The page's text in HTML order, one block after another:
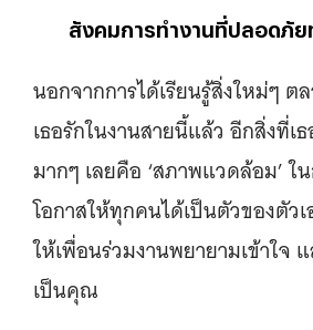
สังคมการทำงานที่ปลอดภัย
นอกจากการได้เรียนรู้สิ่งใหม่ๆ ต
เธอรักในงานสายนี้แล้ว อีกสิ่งที่
มากๆ เลยคือ ‘สภาพแวดล้อม’ ใ
โอกาสให้ทุกคนได้เป็นตัวของตัว
ให้เพื่อนร่วมงานพยายามเข้าใจ
เป็นคุณ